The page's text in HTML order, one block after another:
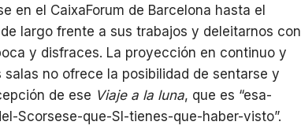
en el CaixaForum de Barcelona hasta el
largo frente a sus trabajos y deleitarnos con
y disfraces. La proyección en continuo y
no ofrece la posibilidad de sentarse y
de ese Viaje a la luna, que es “esa-
Scorsese-que-SI-tienes-que-haber-visto”.